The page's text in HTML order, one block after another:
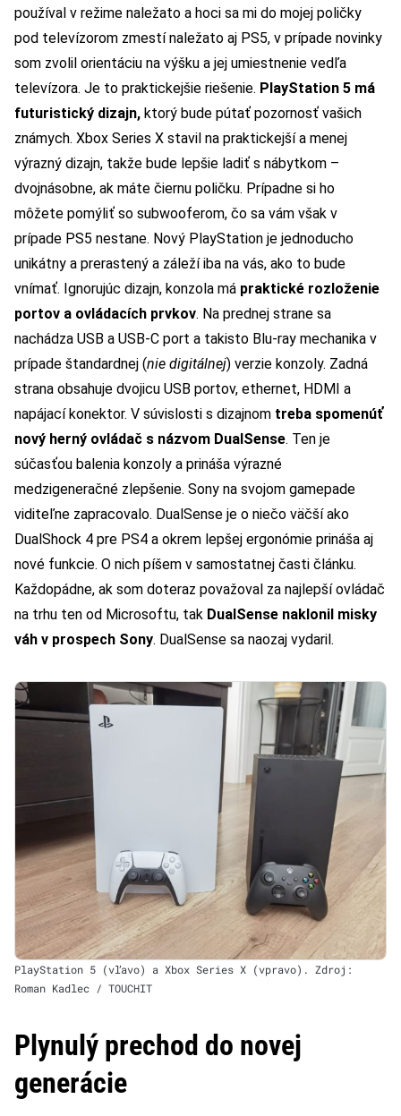
používal v režime naležato a hoci sa mi do mojej poličky
pod televízorom zmestí naležato aj PS5, v prípade novinky
som zvolil orientáciu na výšku a jej umiestnenie vedľa
televízora. Je to praktickejšie riešenie. PlayStation 5 má
futuristický dizajn, ktorý bude pútať pozornosť vašich
známych. Xbox Series X stavil na praktickejší a menej
výrazný dizajn, takže bude lepšie ladiť s nábytkom –
dvojnásobne, ak máte čiernu poličku. Prípadne si ho
môžete pomýliť so subwooferom, čo sa vám však v
prípade PS5 nestane. Nový PlayStation je jednoducho
unikátny a prerastený a záleží iba na vás, ako to bude
vnímať. Ignorujúc dizajn, konzola má praktické rozloženie
portov a ovládacích prvkov. Na prednej strane sa
nachádza USB a USB-C port a takisto Blu-ray mechanika v
prípade štandardnej (nie digitálnej) verzie konzoly. Zadná
strana obsahuje dvojicu USB portov, ethernet, HDMI a
napájací konektor. V súvislosti s dizajnom treba spomenúť
nový herný ovládač s názvom DualSense. Ten je
súčasťou balenia konzoly a prináša výrazné
medzigeneračné zlepšenie. Sony na svojom gamepade
viditeľne zapracovalo. DualSense je o niečo väčší ako
DualShock 4 pre PS4 a okrem lepšej ergonómie prináša aj
nové funkcie. O nich píšem v samostatnej časti článku.
Každopádne, ak som doteraz považoval za najlepší ovládač
na trhu ten od Microsoftu, tak DualSense naklonil misky
váh v prospech Sony. DualSense sa naozaj vydaril.
PlayStation 5 (vľavo) a Xbox Series X (vpravo). Zdroj:
Roman Kadlec / TOUCHIT
Plynulý prechod do novej
generácie